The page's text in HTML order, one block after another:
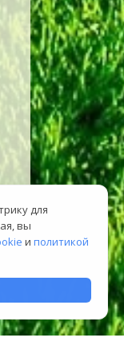
для
вы
и политикой